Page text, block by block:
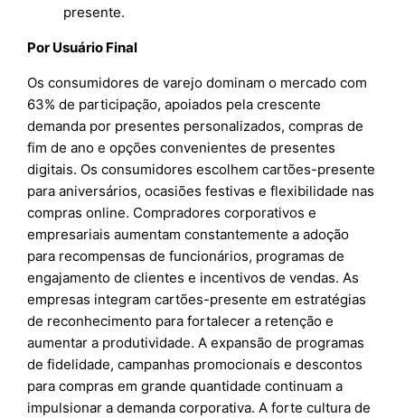
presente.
Por Usuário Final
Os consumidores de varejo dominam o mercado com
63% de participação, apoiados pela crescente
demanda por presentes personalizados, compras de
fim de ano e opções convenientes de presentes
digitais. Os consumidores escolhem cartões-presente
para aniversários, ocasiões festivas e flexibilidade nas
compras online. Compradores corporativos e
empresariais aumentam constantemente a adoção
para recompensas de funcionários, programas de
engajamento de clientes e incentivos de vendas. As
empresas integram cartões-presente em estratégias
de reconhecimento para fortalecer a retenção e
aumentar a produtividade. A expansão de programas
de fidelidade, campanhas promocionais e descontos
para compras em grande quantidade continuam a
impulsionar a demanda corporativa. A forte cultura de